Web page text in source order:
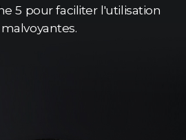
5 pour faciliter l'utilisation